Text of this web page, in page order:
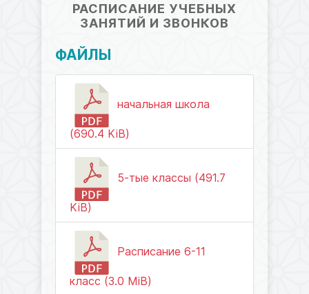
РАСПИСАНИЕ УЧЕБНЫХ
ЗАНЯТИЙ И ЗВОНКОВ
ФАЙЛЫ
начальная школа
(690.4 KiB)
5-тые классы (491.7
KiB)
Расписание 6-11
класс (3.0 MiB)